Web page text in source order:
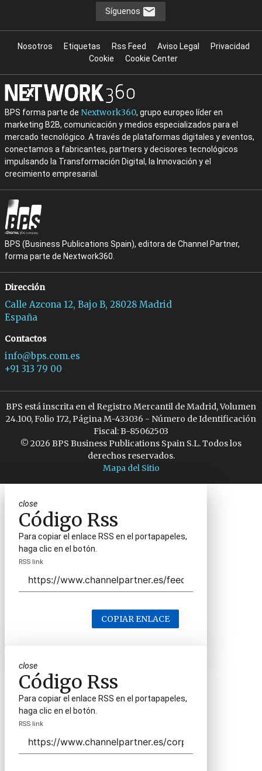
Síguenos
Nosotros Etiquetas Rss Feed Aviso Legal
Privacidad
Cookie
Cookie Center
BPS forma parte de Nextwork360, grupo europeo líder en
marketing B2B, comunicación y medios especializados para el
mercado tecnológico. A través de plataformas digitales y eventos,
conectamos a fabricantes, partners y decisores tecnológicos
impulsando la Transformación Digital, la Innovación y el
crecimiento empresarial.
BPS (Business Publications Spain), editora de Channel Partner,
forma parte de Nextwork360.
Dirección
Calle Azcona 12, Bajo B, 28028 Madrid
España
Contactos
info@bps.com.es
+91 313 79 00
BPS está inscrita en el Registro Mercantil de Madrid, Volumen
24.100, Folio 172, Página M-433036 - Número de Identificación
Fiscal: B-85062503
© 2026 BPS Business Publications Spain S.L. Todos los
derechos reservados.
Mapa del Sitio
close
Código Rss
Para copiar el enlace RSS en el portapapeles,
haga clic en el botón.
RSS link
COPIAR ENLACE
close
Código Rss
Para copiar el enlace RSS en el portapapeles,
haga clic en el botón.
RSS link